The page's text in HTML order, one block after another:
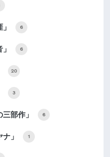
6
6
20
3
部作」 6
」 1